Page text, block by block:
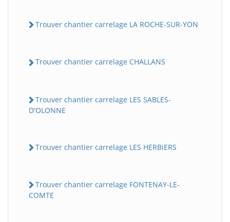
Trouver chantier carrelage LA ROCHE-SUR-YON
Trouver chantier carrelage CHALLANS
Trouver chantier carrelage LES SABLES-
D'OLONNE
Trouver chantier carrelage LES HERBiERS
Trouver chantier carrelage FONTENAY-LE-
COMTE